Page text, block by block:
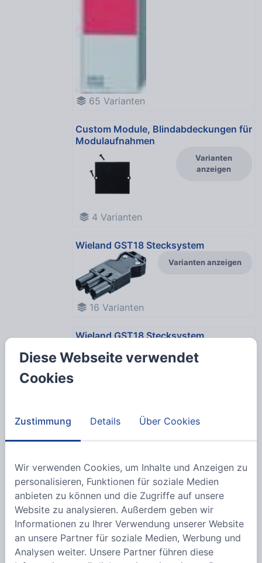
65 Varianten
4 Varianten
Custom Module, Blindabdeckungen für
Modulaufnahmen
Varianten
anzeigen
16 Varianten
Wieland GST18 Stecksystem
Varianten anzeigen
Wieland GST18 Stecksystem
Varianten anzeigen
62Varianten
Kabelmanagement für Tische und
Möbel
anzeigen
Custom Module Keystone und
Diese Webseite verwendet
Cookies
Zustimmung Details Über Cookies
Wir verwenden Cookies, um Inhalte und Anzeigen zu
personalisieren, Funktionen für soziale Medien
anbieten zu können und die Zugriffe auf unsere
Website zu analysieren. Außerdem geben wir
Informationen zu Ihrer Verwendung unserer Website
an unsere Partner für soziale Medien, Werbung und
Analysen weiter. Unsere Partner führen diese